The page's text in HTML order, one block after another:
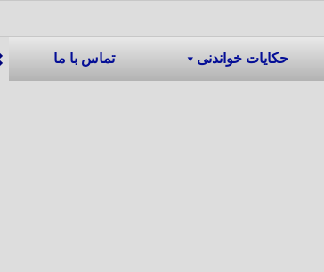
حکایات خواندنی تماس با ما